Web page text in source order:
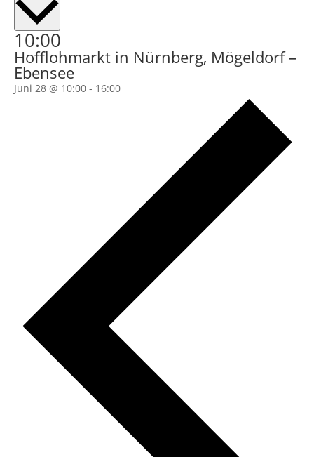
10:00
Hofflohmarkt in Nürnberg, Mögeldorf –
Ebensee
Juni 28 @ 10:00- 16:00